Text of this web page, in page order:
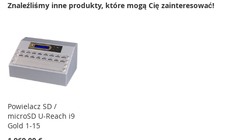
ŻYCZEŃ
Znaleźliśmy inne produkty, które mogą Cię zainteresować!
Powielacz SD /
microSD U-Reach i9
Gold 1-15